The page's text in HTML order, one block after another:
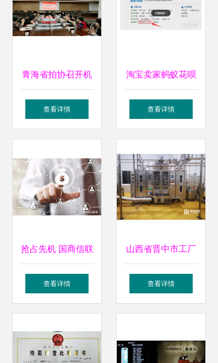
工作》成泽著 华北
赏
皇者的极致演绎
类术语与空间流向
指标重组”）
青海省拍协召开机
动车拍卖市场现状
谈会 助力行业转型
升级
查看详情
淘宝卖家蚂蚁花呗
开通条件解析及拍
查看详情
抢占先机 国商信联
于都分公司如何将
业务前面
查看详情
山西省晋中市工厂
闲置设备拍卖成交
查看详情